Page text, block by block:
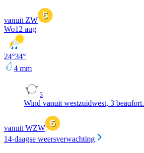
vanuit ZW
Wo12 aug
24°34°
4 mm
3
Wind vanuit westzuidwest, 3 beaufort.
vanuit WZW
14-daagse weersverwachting